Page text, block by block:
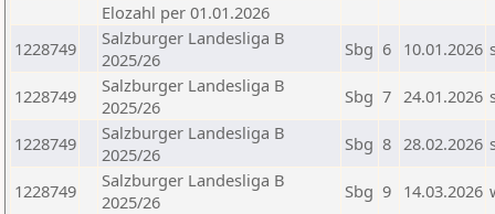
Elozahl per 01.01.2026
1228749
Salzburger Landesliga B
2025/26
Sbg 6 10.01.2026
1228749
Salzburger Landesliga B
2025/26
Sbg 7 24.01.2026
1228749
Salzburger Landesliga B
2025/26
Sbg 8 28.02.2026
1228749
Salzburger Landesliga B
2025/26
Sbg 9 14.03.2026